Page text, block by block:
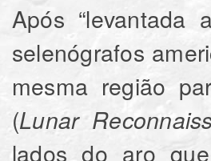
Após “levantada
selenógrafos
mesma região
(Lunar
lados do aro